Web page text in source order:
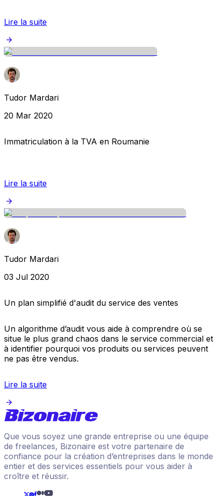
Lire la suite
Tudor Mardari
20 Mar 2020
Immatriculation à la TVA en Roumanie
Lire la suite
Tudor Mardari
03 Jul 2020
Un plan simplifié d'audit du service des ventes
Un algorithme d’audit vous aide à comprendre où se
situe le plus grand chaos dans le service commercial et
à identifier pourquoi vos produits ou services peuvent
ne pas être vendus.
Lire la suite
Que vous soyez une grande entreprise ou une équipe
de freelances, Bizonaire est votre partenaire de
confiance pour la création d’entreprises dans le monde
entier et des services essentiels pour vous aider à
croître et réussir.